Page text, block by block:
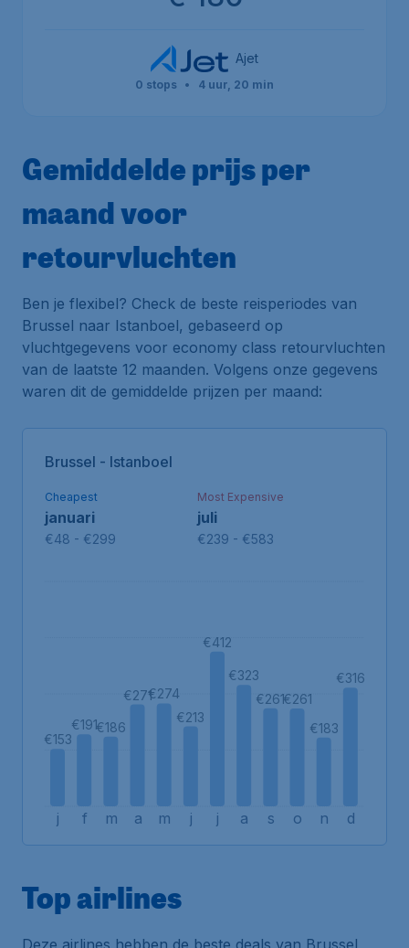
Ajet
0 stops • 4 uur, 20 min
Gemiddelde prijs per
maand voor
retourvluchten
Ben je flexibel? Check de beste reisperiodes van
Brussel naar Istanboel, gebaseerd op
vluchtgegevens voor economy class retourvluchten
van de laatste 12 maanden. Volgens onze gegevens
waren dit de gemiddelde prijzen per maand:
Brussel - Istanboel
Cheapest
januari
€48 - €299
Most Expensive
juli
€239 - €583
j f m a m j j a s o n d
€153
€191€186
€271€274
€213
€412
€323
€261€261
€183
€316
Top airlines
Deze airlines hebben de beste deals van Brussel